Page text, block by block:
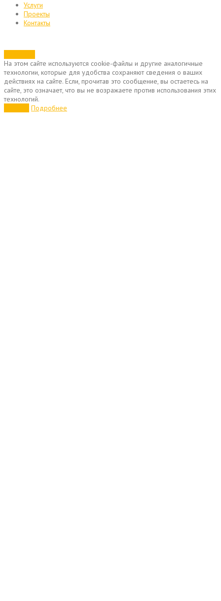
Услуги
Проекты
Контакты
На этом сайте используются cookie-файлы и другие аналогичные
технологии, которые для удобства сохраняют сведения о ваших
действиях на сайте. Если, прочитав это сообщение, вы остаетесь на
сайте, это означает, что вы не возражаете против использования этих
технологий.
Подробнее